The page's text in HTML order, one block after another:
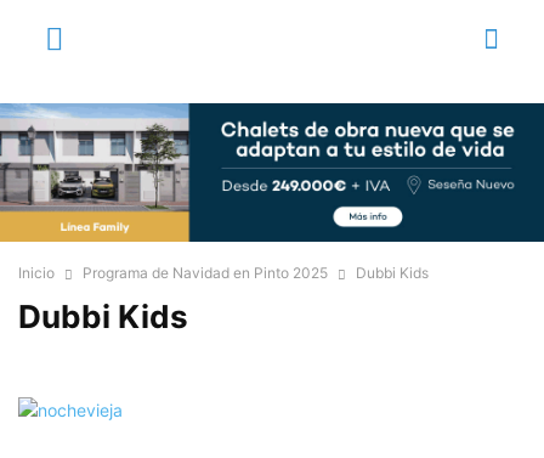
Inicio Programa de Navidad en Pinto 2025 Dubbi Kids
Dubbi Kids